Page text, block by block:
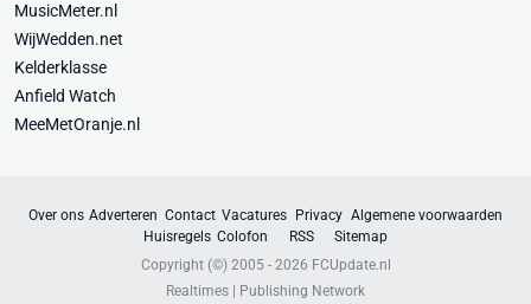
MusicMeter.nl
WijWedden.net
Kelderklasse
Anfield Watch
MeeMetOranje.nl
Over ons Adverteren Contact Vacatures Privacy Algemene voorwaarden
Huisregels Colofon RSS
Sitemap
Copyright (©) 2005 - 2026 FCUpdate.nl
Realtimes | Publishing Network